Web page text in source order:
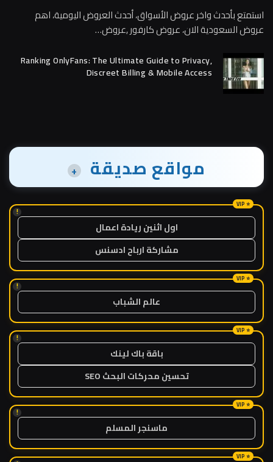
استمتع بأحدث واخر عروض الأسواق، أحدث العروض اليومية، اهم
عروض السعودية الان، عروض كارفور ,عروض…
Ranking OnlyFans: The Ultimate Guide to Privacy,
Discreet Billing & Mobile Access
مواقع صديقة +
!
اول اثنين ريادة اعمال
مشاركة ارباح ادسنس
!
عالم الشباب
!
باقة باك لينك
تحسين محركات البحث SEO
!
ماسنجر المسلم